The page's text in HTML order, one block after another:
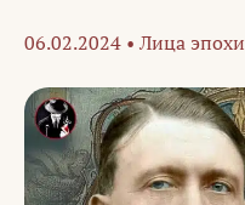
06.02.2024 • Лица эпохи